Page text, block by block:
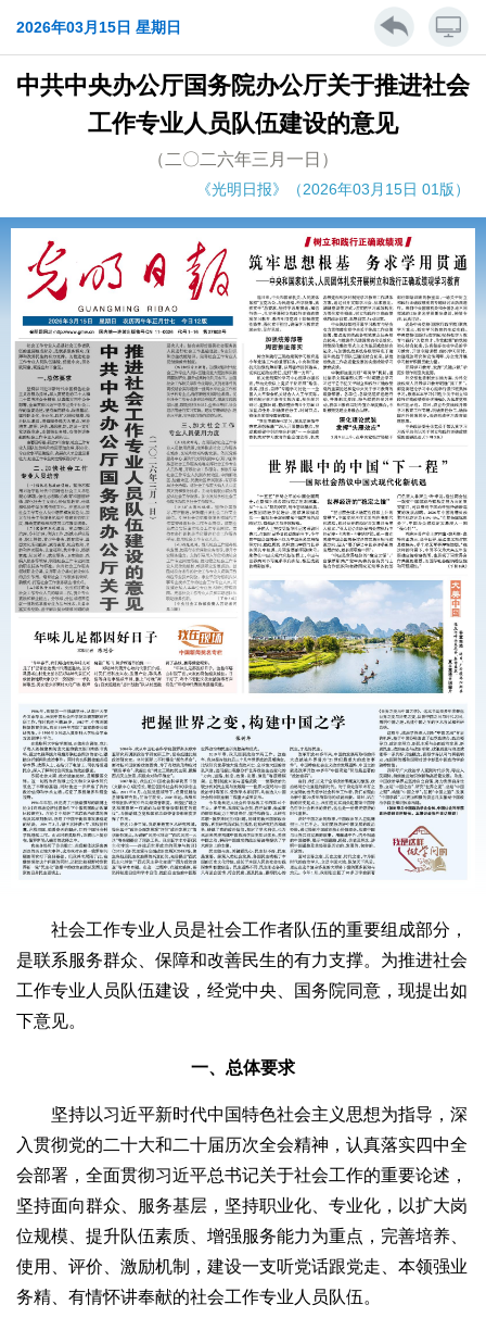
2026年03月15日 星期日
中共中央办公厅国务院办公厅关于推进社会
工作专业人员队伍建设的意见
（二〇二六年三月一日）
《光明日报》（2026年03月15日 01版）
社会工作专业人员是社会工作者队伍的重要组成部分，
是联系服务群众、保障和改善民生的有力支撑。为推进社会
工作专业人员队伍建设，经党中央、国务院同意，现提出如
下意见。
一、总体要求
坚持以习近平新时代中国特色社会主义思想为指导，深
入贯彻党的二十大和二十届历次全会精神，认真落实四中全
会部署，全面贯彻习近平总书记关于社会工作的重要论述，
坚持面向群众、服务基层，坚持职业化、专业化，以扩大岗
位规模、提升队伍素质、增强服务能力为重点，完善培养、
使用、评价、激励机制，建设一支听党话跟党走、本领强业
务精、有情怀讲奉献的社会工作专业人员队伍。